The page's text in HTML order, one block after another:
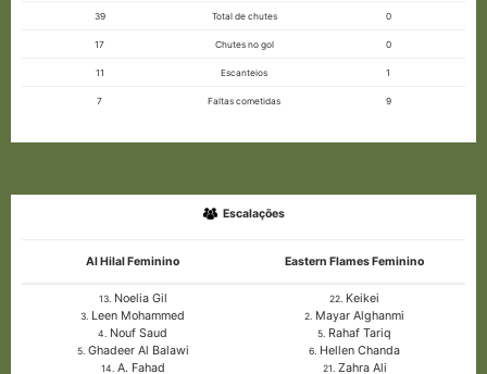
39 Total de chutes 0
17 Chutes no gol 0
11 Escanteios 1
7 Faltas cometidas 9
Escalações
Al Hilal Feminino Eastern Flames Feminino
13.Noelia Gil
3. Leen Mohammed
4. Nouf Saud
5.Ghadeer Al Balawi
14. A. Fahad
22. Keikei
2. Mayar Alghanmi
5. Rahaf Tariq
6. Hellen Chanda
21. Zahra Ali